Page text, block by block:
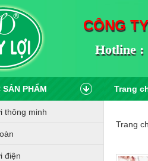
CÔNG
Hotline :
SẢN PHẨM Trang
thông minh
điện
Trang